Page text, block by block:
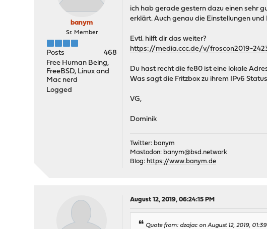
banym
Sr. Member
Posts
468
Free Human Being,
FreeBSD, Linux and
Mac nerd
Logged
ich hab gerade gestern dazu einen sehr
erklärt. Auch genau die Einstellungen
Evtl. hilft dir das weiter?
https://media.ccc.de/v/froscon2019-
Du hast recht die fe80 ist eine lokale
Was sagt die Fritzbox zu ihrem IPv6
VG,
Dominik
Twitter: banym
Mastodon: banym@bsd.network
Blog: https://www.banym.de
August 12, 2019, 06:24:15 PM
Quote from: dzajac on August 12, 2019,